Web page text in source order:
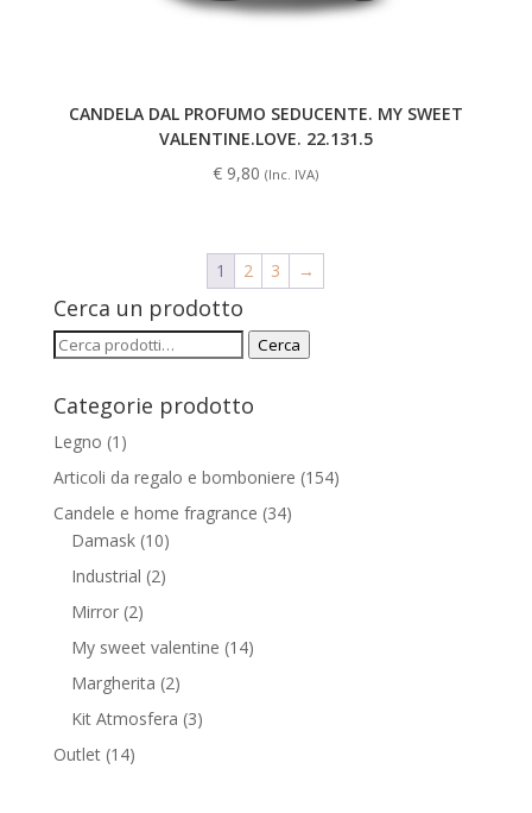
CANDELA DAL PROFUMO SEDUCENTE. MY SWEET
VALENTINE.LOVE. 22.131.5
€ 9,80 (Inc. IVA)
1 2 3 →
Cerca un prodotto
Cerca: Cerca
Categorie prodotto
Legno (1)
Articoli da regalo e bomboniere (154)
Candele e home fragrance (34)
Damask (10)
Industrial (2)
Mirror (2)
My sweet valentine (14)
Margherita (2)
Kit Atmosfera (3)
Outlet (14)